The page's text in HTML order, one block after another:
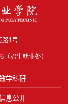
路1号
招生就业处）
学科研
息公开